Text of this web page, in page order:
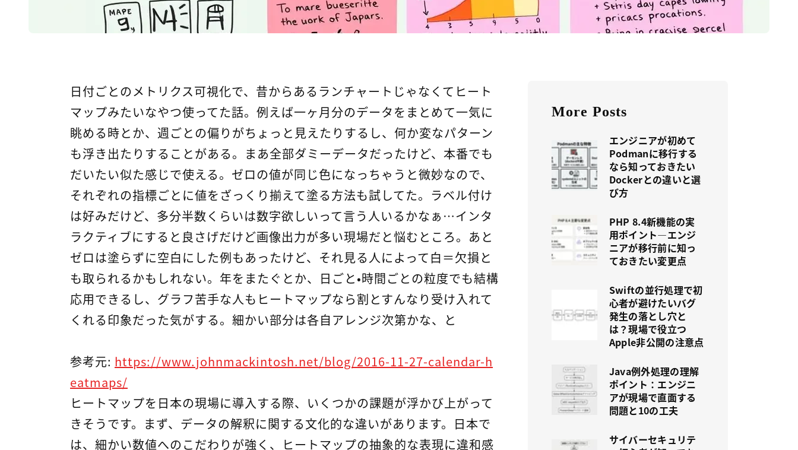
日付ごとのメトリクス可視化で、昔からあるランチャートじゃなくてヒート
マップみたいなやつ使ってた話。例えば一ヶ月分のデータをまとめて一気に
眺める時とか、週ごとの偏りがちょっと見えたりするし、何か変なパターン
も浮き出たりすることがある。まあ全部ダミーデータだったけど、本番でも
だいたい似た感じで使える。ゼロの値が同じ色になっちゃうと微妙なので、
それぞれの指標ごとに値をざっくり揃えて塗る方法も試してた。ラベル付け
は好みだけど、多分半数くらいは数字欲しいって言う人いるかなぁ…インタ
ラクティブにすると良さげだけど画像出力が多い現場だと悩むところ。あと
ゼロは塗らずに空白にした例もあったけど、それ見る人によって白＝欠損と
も取られるかもしれない。年をまたぐとか、日ごと・時間ごとの粒度でも結構
応用できるし、グラフ苦手な人もヒートマップなら割とすんなり受け入れて
くれる印象だった気がする。細かい部分は各自アレンジ次第かな、と
参考元: https://www.johnmackintosh.net/blog/2016-11-27-calendar-h
eatmaps/
ヒートマップを日本の現場に導入する際、いくつかの課題が浮かび上がって
きそうです。まず、データの解釈に関する文化的な違いがあります。日本で
は、細かい数値へのこだわりが強く、ヒートマップの抽象的な表現に違和感
More Posts
エンジニアが初めて
Podmanに移行する
なら知っておきたい
Dockerとの違いと選
び方
PHP 8.4新機能の実
用ポイント—エンジ
ニアが移行前に知っ
ておきたい変更点
Swiftの並行処理で初
心者が避けたいバグ
発生の落とし穴と
は？現場で役立つ
Apple非公開の注意点
Java例外処理の理解
ポイント：エンジニ
アが現場で直面する
問題と10の工夫
サイバーセキュリテ